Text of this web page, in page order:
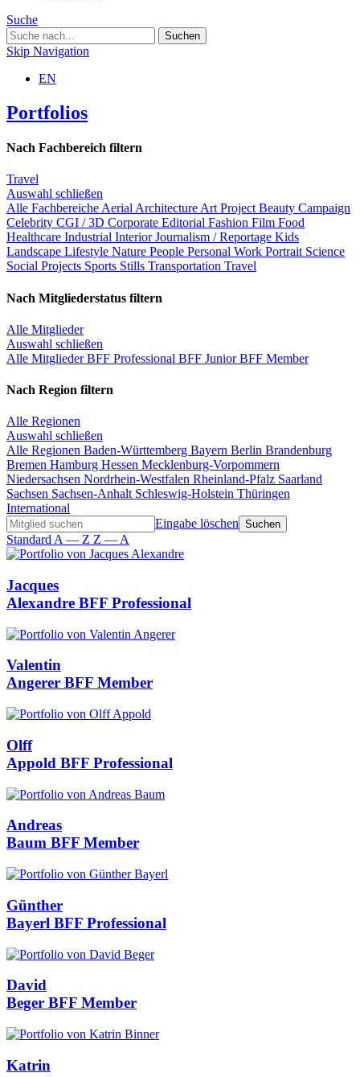
Suche
Skip Navigation
EN
Portfolios
Nach Fachbereich filtern
Travel
Auswahl schließen
Alle Fachbereiche Aerial Architecture Art Project Beauty Campaign
Celebrity CGI / 3D Corporate Editorial Fashion Film Food
Healthcare Industrial InteriorJournalism / Reportage Kids
Landscape Lifestyle Nature People Personal Work Portrait Science
Social Projects Sports Stills Transportation Travel
Nach Mitgliederstatus filtern
Alle Mitglieder
Auswahl schließen
Alle MitgliederBFF Professional BFF JuniorBFF Member
Nach Region filtern
Alle Regionen
Auswahl schließen
Alle Regionen Baden-Württemberg Bayern Berlin Brandenburg
Bremen Hamburg Hessen Mecklenburg-Vorpommern
Niedersachsen Nordrhein-Westfalen Rheinland-Pfalz Saarland
Sachsen Sachsen-Anhalt Schleswig-Holstein Thüringen
International
Eingabe löschen
Standard A — Z Z — A
Jacques
Alexandre BFF Professional
Valentin
Angerer BFF Member
Olff
Appold BFF Professional
Andreas
Baum BFF Member
Günther
Bayerl BFF Professional
David
Beger BFF Member
Katrin